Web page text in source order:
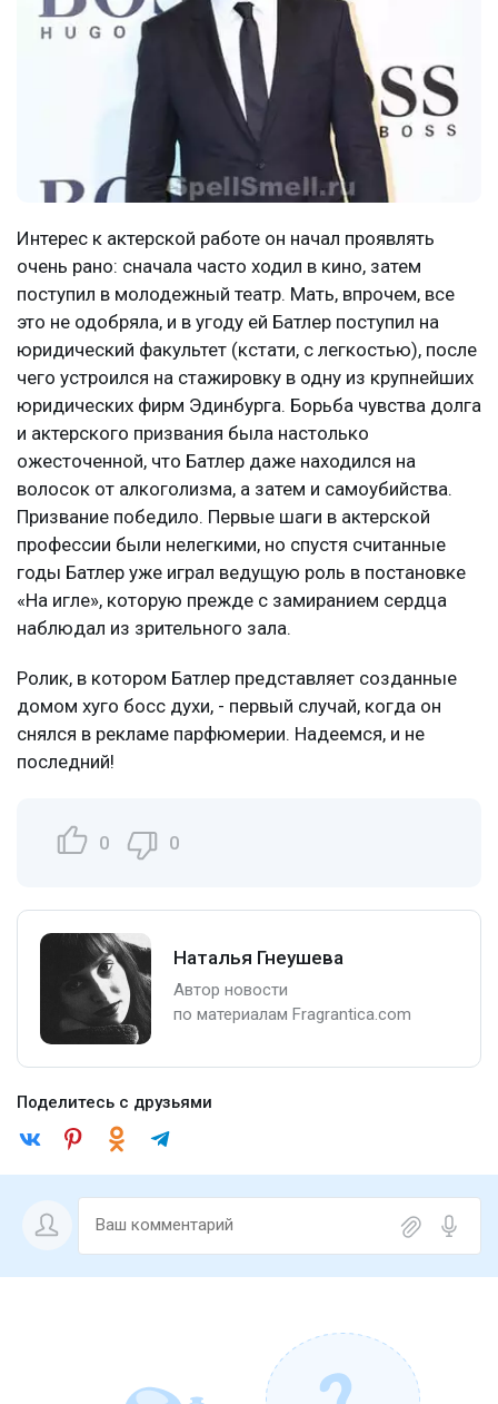
Интерес к актерской работе он начал проявлять
очень рано: сначала часто ходил в кино, затем
поступил в молодежный театр. Мать, впрочем, все
это не одобряла, и в угоду ей Батлер поступил на
юридический факультет (кстати, с легкостью), после
чего устроился на стажировку в одну из крупнейших
юридических фирм Эдинбурга. Борьба чувства долга
и актерского призвания была настолько
ожесточенной, что Батлер даже находился на
волосок от алкоголизма, а затем и самоубийства.
Призвание победило. Первые шаги в актерской
профессии были нелегкими, но спустя считанные
годы Батлер уже играл ведущую роль в постановке
«На игле», которую прежде с замиранием сердца
наблюдал из зрительного зала.
Ролик, в котором Батлер представляет созданные
домом хуго босс духи, - первый случай, когда он
снялся в рекламе парфюмерии. Надеемся, и не
последний!
0 0
Наталья Гнеушева
Автор новости
по материалам Fragrantica.com
Поделитесь с друзьями